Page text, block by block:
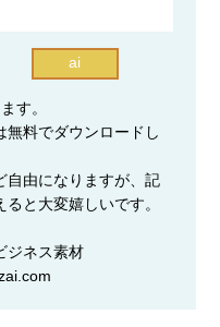
ai
す。
無料でダウンロードし
自由になりますが、記
と大変嬉しいです。
ネス素材